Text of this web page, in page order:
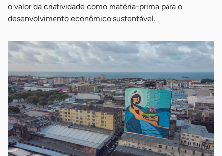
o valor da criatividade como matéria-prima para o
desenvolvimento econômico sustentável.